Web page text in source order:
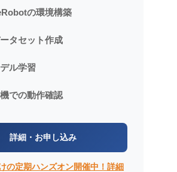
の環境構築
タセット作成
ル学習
での動作確認
詳細・お申し込み
の定期ハンズオン開催中！詳細